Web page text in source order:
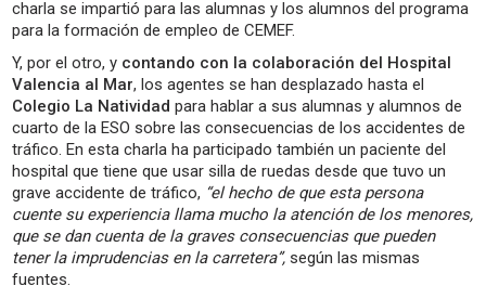
charla se impartió para las alumnas y los alumnos del programa
para la formación de empleo de CEMEF.
Y, por el otro, y contando con la colaboración del Hospital
Valencia al Mar, los agentes se han desplazado hasta el
Colegio La Natividad para hablar a sus alumnas y alumnos de
cuarto de la ESO sobre las consecuencias de los accidentes de
tráfico. En esta charla ha participado también un paciente del
hospital que tiene que usar silla de ruedas desde que tuvo un
grave accidente de tráfico, “el hecho de que esta persona
cuente su experiencia llama mucho la atención de los menores,
que se dan cuenta de la graves consecuencias que pueden
tener la imprudencias en la carretera”,según las mismas
fuentes.